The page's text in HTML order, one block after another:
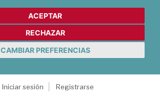
ACEPTAR
RECHAZAR
CAMBIAR PREFERENCIAS
Iniciar sesión
Registrarse